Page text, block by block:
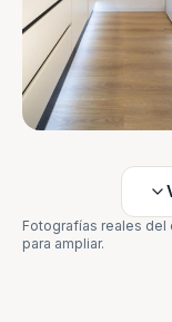
Fotografías reales del
para ampliar.